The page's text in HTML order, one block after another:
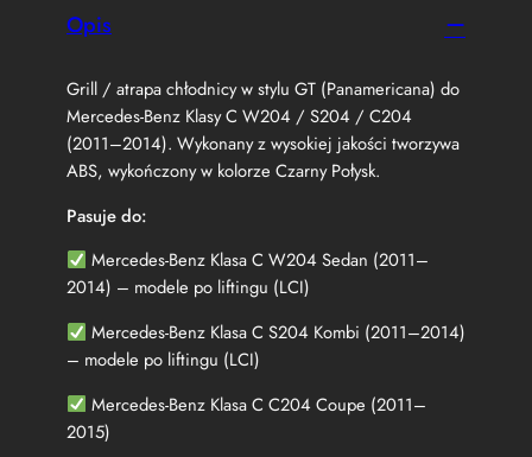
i
M
e
r
c
d
s
C
K
s
y
Opis
Grill / atrapa chłodnicy w stylu GT (Panamericana) do
Mercedes-Benz Klasy C W204 / S204 / C204
(2011–2014). Wykonany z wysokiej jakości tworzywa
ABS, wykończony w kolorze Czarny Połysk.
Pasuje do:
Mercedes-Benz Klasa C W204 Sedan (2011–
2014) – modele po liftingu (LCI)
Mercedes-Benz Klasa C S204 Kombi (2011–2014)
– modele po liftingu (LCI)
Mercedes-Benz Klasa C C204 Coupe (2011–
2015)